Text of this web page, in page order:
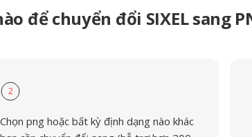
để chuyển đổi SIXEL sang
2
Chọn png hoặc bất kỳ định dạng nào khác